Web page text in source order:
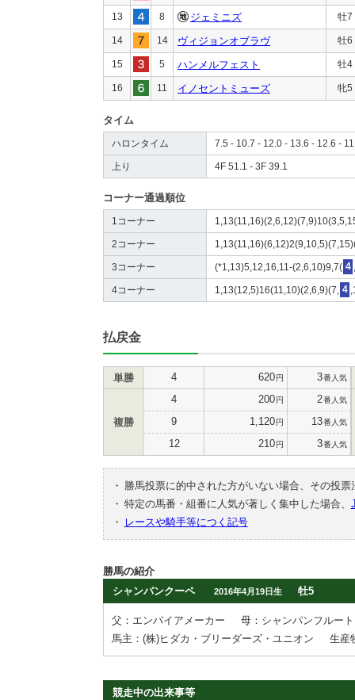
13 8 ジェミニズ 牡7
14 14 ヴィジョンオブラヴ 牡6
15 5 ハンメルフェスト 牡4
16 11 イノセントミューズ 牝5
タイム
ハロンタイム 7.5 - 10.7 - 12.0 - 13.6 - 12.6 -
上り 4F 51.1 - 3F 39.1
コーナー通過順位
1コーナー
2コーナー
3コーナー (*1,13)5,12,16,11-(2,6,10)9,7( 4
4コーナー 1,13(12,5)16(11,10)(2,6,9)(7, 4
払戻金
単勝 4 620円 3番人気
複勝
4 200円 2番人気
9 1,120円 13番人気
12 210円 3番人気
・
勝馬投票に的中された方がいない場合、その投
・ 特定の馬番・組番に人気が著しく集中した場合、
・
レースや騎手等につく記号
勝馬の紹介
シャンパンクーペ
2016年4月19日生 牡5
父：エンパイアメーカー
母：シャンパンフルート
馬主：(株)ヒダカ・ブリーダーズ・ユニオン
生産
競走中の出来事等